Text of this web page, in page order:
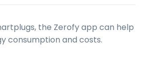
the Zerofy app can help
consumption and costs.